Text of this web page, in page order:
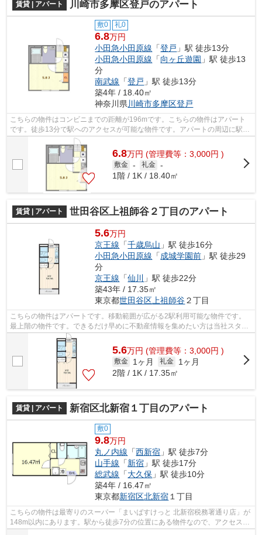
賃貸 | アパート 川崎市多摩区登戸のアパート
敷0 礼0
6.8万円
小田急小田原線 「登戸 」駅 徒歩13分
小田急小田原線 「向ヶ丘遊園 」駅 徒歩13
分
南武線 「登戸 」駅 徒歩13分
築4年 / 18.40㎡
神奈川県川崎市多摩区登戸
こちらの物件はコンビニまでの距離が196mです。こちらの物件はアパート
です。徒歩13分で駅へのアクセスが可能な物件です。アパートの周辺に駅が
2つあり、よく電車を利用する方にピッタ...
6.8万円 (管理費等：3,000円 )
敷金 - 礼金 -
1階 / 1K / 18.40㎡
賃貸 | アパート 世田谷区上祖師谷２丁目のアパート
5.6万円
京王線 「千歳烏山 」駅 徒歩16分
小田急小田原線 「成城学園前 」駅 徒歩29
分
京王線 「仙川
」駅 徒歩22分
築43年 / 17.35㎡
東京都世田谷区 上祖師谷２丁目
こちらの物件はアパートです。移動範囲が広がる2駅利用可能な物件です。
最上階の物件です。できるだけ早めに不動産情報を集めたい方は当社スタッ
フまでご連絡ください。地域の不動産情...
5.6万円 (管理費等：3,000円 )
敷金 1ヶ月 礼金
1ヶ月
2階 / 1K / 17.35㎡
賃貸 | アパート 新宿区北新宿１丁目のアパート
敷0
9.8万円
丸ノ内線 「西新宿 」駅 徒歩7分
山手線 「新宿 」駅 徒歩17分
総武線 「大久保 」駅 徒歩10分
築4年 / 16.47㎡
東京都新宿区北新宿 １丁目
こちらの物件は最寄りのスーパー「まいばすけっと 北新宿税務署通り店」が
148m以内にあります。駅から徒歩7分の位置にある物件なので、アクセスも